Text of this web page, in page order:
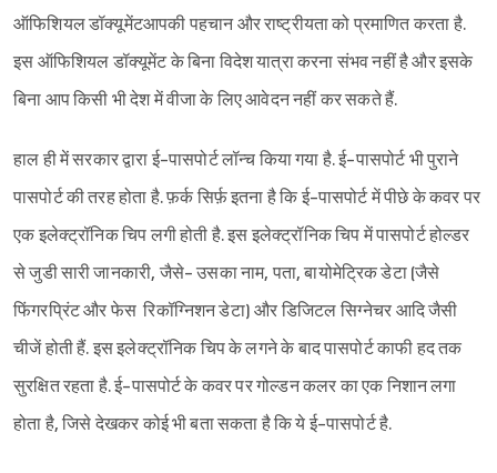
ऑफिशियल डॉक्यूमेंटआपकी पहचान और राष्ट्रीयता को प्रमाणित करता है.
इस ऑफिशियल डॉक्यूमेंट के बिना विदेश यात्रा करना संभव नहीं है और इसके
बिना आप किसी भी देश में वीजा के लिए आवेदन नहीं कर सकते हैं.
हाल ही में सरकार द्वारा ई-पासपोर्ट लॉन्च किया गया है. ई-पासपोर्ट भी पुराने
पासपोर्ट की तरह होता है. फ़र्क सिर्फ़ इतना है कि ई-पासपोर्ट में पीछे के कवर पर
एक इलेक्ट्रॉनिक चिप लगी होती है. इस इलेक्ट्रॉनिक चिप में पासपोर्ट होल्डर
से जुडी सारी जानकारी, जैसे- उसका नाम, पता, बायोमेट्रिक डेटा (जैसे
फिंगरप्रिंट और फेस रिकॉग्निशन डेटा) और डिजिटल सिग्नेचर आदि जैसी
चीजें होती हैं. इस इलेक्ट्रॉनिक चिप के लगने के बाद पासपोर्ट काफी हद तक
सुरक्षित रहता है. ई-पासपोर्ट के कवर पर गोल्डन कलर का एक निशान लगा
होता है, जिसे देखकर कोई भी बता सकता है कि ये ई-पासपोर्ट है.